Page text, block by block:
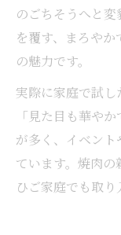
のごちそうへと
を覆す、まろや
の魅力です。
実際に家庭で試し
「見た目も華や
が多く、イベン
ています。焼肉
ひご家庭でも取り